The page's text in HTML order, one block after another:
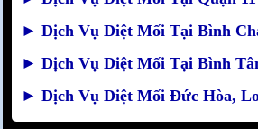
► Dịch Vụ Diệt Mối Tại Bình
► Dịch Vụ Diệt Mối Tại Bình
► Dịch Vụ Diệt Mối Đức Hòa,